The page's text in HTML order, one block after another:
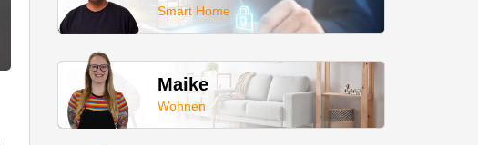
Smart Home
Maike
Wohnen